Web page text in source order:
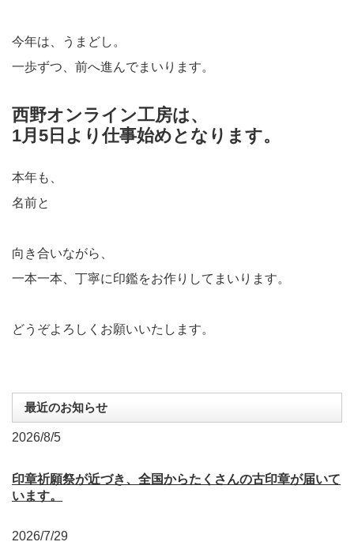
今年は、うまどし。
一歩ずつ、前へ進んでまいります。
西野オンライン工房は、
1月5日より仕事始めとなります。
本年も、
名前と
向き合いながら、
一本一本、丁寧に印鑑をお作りしてまいります。
どうぞよろしくお願いいたします。
最近のお知らせ
2026/8/5
印章祈願祭が近づき、全国からたくさんの古印章が届いて
います。
2026/7/29